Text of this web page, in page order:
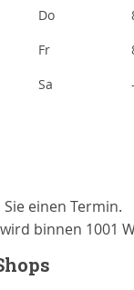
Do
Fr
Sa
-
einen Termin.
wird binnen 1001